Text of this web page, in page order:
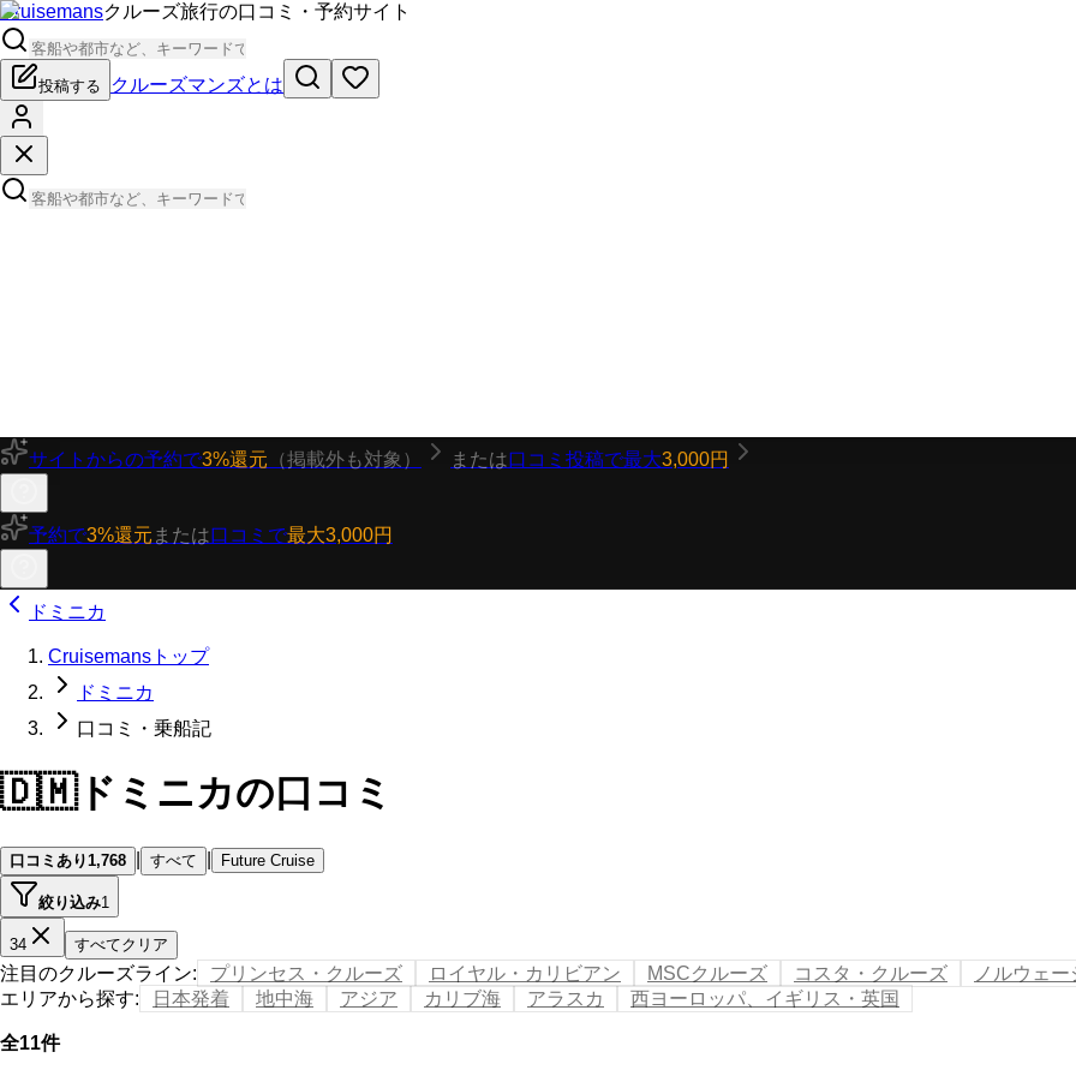
Cruisemansクルーズ旅行の口コミ・予約サイト
投稿する クルーズマンズとは
サイトからの予約で3%還元 （掲載外も対象） または口コミ投稿で最大3,000円
予約で3%還元 または口コミで最大3,000円
ドミニカ
Cruisemansトップ
ドミニカ
口コミ・乗船記
🇩🇲ドミニカの口コミ
口コミあり1,768 すべて Future Cruise
絞り込み1
34 すべてクリア
注目のクルーズライン: プリンセス・クルーズ ロイヤル・カリビアン MSCクルーズ コスタ・クルーズ ノルウェ
エリアから探す: 日本発着 地中海 アジア カリブ海 アラスカ 西ヨーロッパ、イギリス・英国
全11件